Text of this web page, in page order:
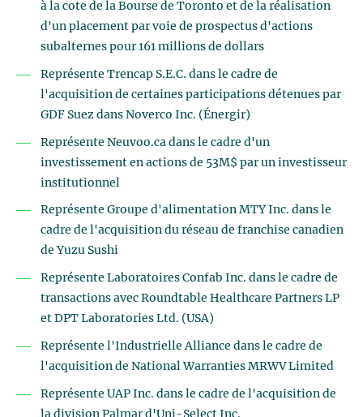
à la cote de la Bourse de Toronto et de la réalisation
d'un placement par voie de prospectus d'actions
subalternes pour 161 millions de dollars
Représente Trencap S.E.C. dans le cadre de
l'acquisition de certaines participations détenues par
GDF Suez dans Noverco Inc. (Énergir)
Représente Neuvoo.ca dans le cadre d'un
investissement en actions de 53M$ par un investisseur
institutionnel
Représente Groupe d'alimentation MTY Inc. dans le
cadre de l'acquisition du réseau de franchise canadien
de Yuzu Sushi
Représente Laboratoires Confab Inc. dans le cadre de
transactions avec Roundtable Healthcare Partners LP
et DPT Laboratories Ltd. (USA)
Représente l'Industrielle Alliance dans le cadre de
l'acquisition de National Warranties MRWV Limited
Représente UAP Inc. dans le cadre de l'acquisition de
la division Palmar d'Uni-Select Inc.